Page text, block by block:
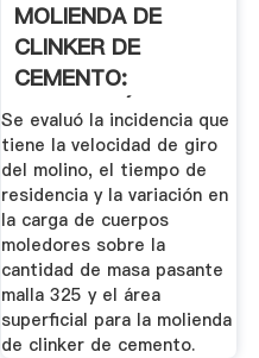
MOLIENDA DE
CLINKER DE
CEMENTO:
EVALUACIÓN DE LA
...
Se evaluó la incidencia que
tiene la velocidad de giro
del molino, el tiempo de
residencia y la variación en
la carga de cuerpos
moledores sobre la
cantidad de masa pasante
malla 325 y el área
superficial para la molienda
de clinker de cemento.